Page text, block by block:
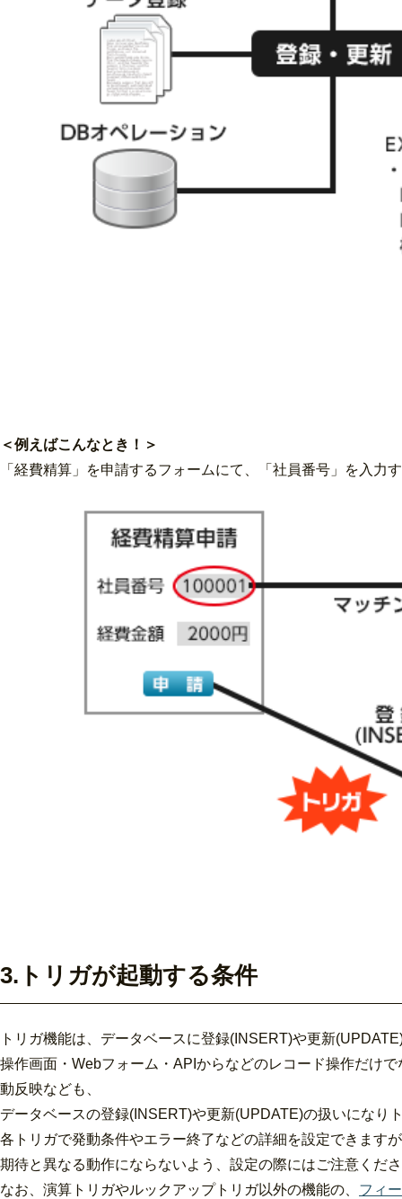
＜例えばこんなとき！＞
「経費精算」を申請するフォームにて、「社員番号」を入
3.トリガが起動する条件
トリガ機能は、データベースに登録(INSERT)や更新
操作画面・Webフォーム・APIからなどのレコード操作だけ
動反映なども、
データベースの登録(INSERT)や更新(UPDATE)の扱いになり
各トリガで発動条件やエラー終了などの詳細を設定できます
期待と異なる動作にならないよう、設定の際にはご注意くだ
なお、演算トリガやルックアップトリガ以外の機能の、 フィ